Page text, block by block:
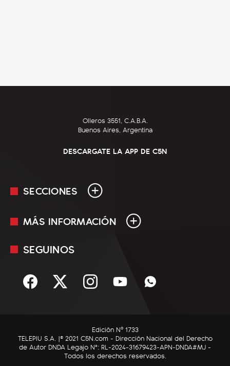
Olleros 3551, C.A.B.A.
Buenos Aires, Argentina
DESCARGATE LA APP DE C5N
SECCIONES
En Vivo
Sociedad
C5N Autos
RatingCero
MÁS INFORMACIÓN
Mediakit
Términos y condiciones
SEGUINOS
Edición Nº 1733
TELEPIU S.A. |© 2021 C5N.com - Dirección Nacional del Derecho
de Autor DNDA Legajo N°: RL-2024-31679423-APN-DNDA#MJ -
Todos los derechos reservados.